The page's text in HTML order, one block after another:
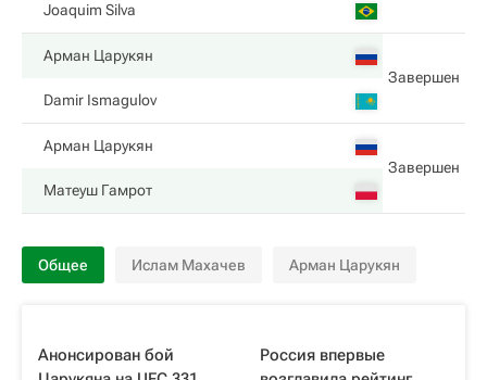
Joaquim Silva
Арман Царукян
Завершен
Damir Ismagulov
Арман Царукян
Завершен
Матеуш Гамрот
Общее Ислам Махачев Арман Царукян
Анонсирован бой
Россия впервые